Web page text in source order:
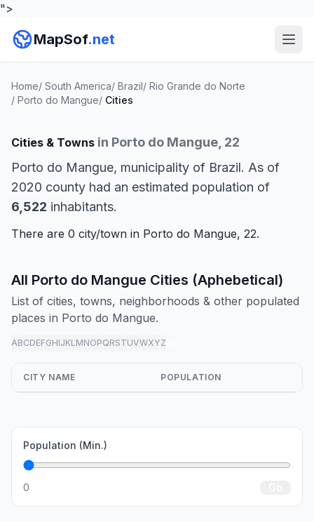
">
MapSof.net
Home/ South America/ Brazil/ Rio Grande do Norte
/ Porto do Mangue/ Cities
Cities & Towns in Porto do Mangue, 22
Porto do Mangue, municipality of Brazil. As of
2020 county had an estimated population of
6,522 inhabitants.
There are 0 city/town in Porto do Mangue, 22.
All Porto do Mangue Cities (Aphebetical)
List of cities, towns, neighborhoods & other populated
places in Porto do Mangue.
ABCDEFGHIJKLMNOPQRSTUVWXYZ
CITY NAME POPULATION
Population (Min.)
0